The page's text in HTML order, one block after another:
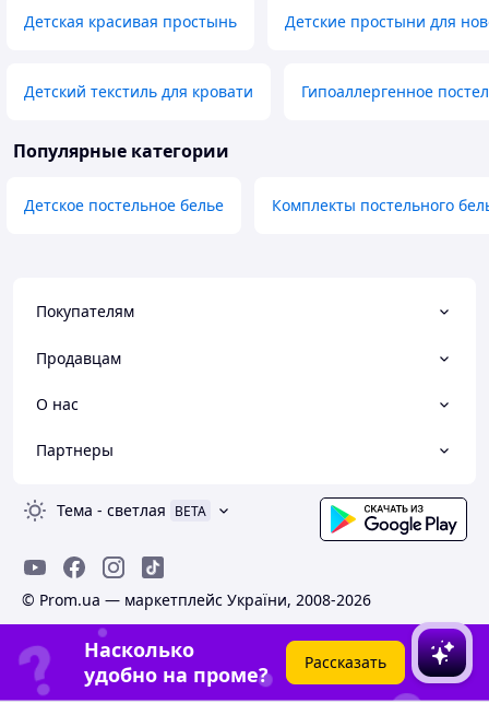
Детская красивая простынь Детские простыни для
Детский текстиль для кровати Гипоаллергенное
Популярные категории
Детское постельное белье Комплекты постельного
Покупателям
Продавцам
О нас
Партнеры
Тема - светлая BETA
© Prom.ua — маркетплейс України, 2008-2026
Насколько
удобно на проме?
Рассказать